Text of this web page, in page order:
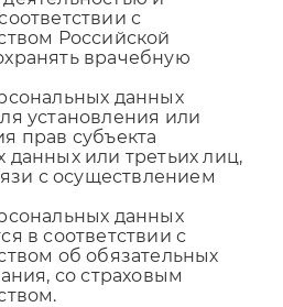
с
Российской
врачебную
данных
установления или
прав субъекта
данных или третьих лиц,
с осуществлением
данных
в соответствии с
об обязательных
со страховым